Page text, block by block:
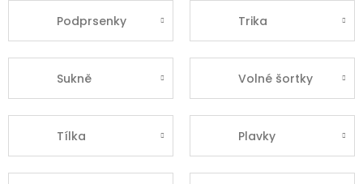
Podprsenky Trika
Sukně Volné šortky
Tílka Plavky